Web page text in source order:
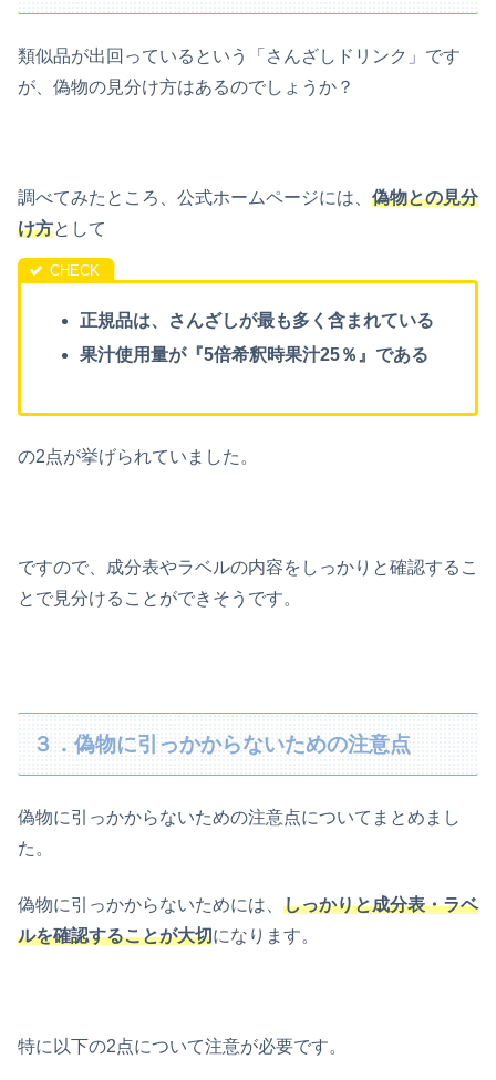
類似品が出回っているという「さんざしドリンク」です
が、偽物の見分け方はあるのでしょうか？
調べてみたところ、公式ホームページには、 偽物との見分
け方として
正規品は、さんざしが最も多く含まれている
果汁使用量が『5倍希釈時果汁25％』である
の2点が挙げられていました。
ですので、成分表やラベルの内容をしっかりと確認するこ
とで見分けることができそうです。
３．偽物に引っかからないための注意点
偽物に引っかからないための注意点についてまとめまし
た。
偽物に引っかからないためには、 しっかりと成分表・ラベ
ルを確認することが大切になります。
特に以下の2点について注意が必要です。